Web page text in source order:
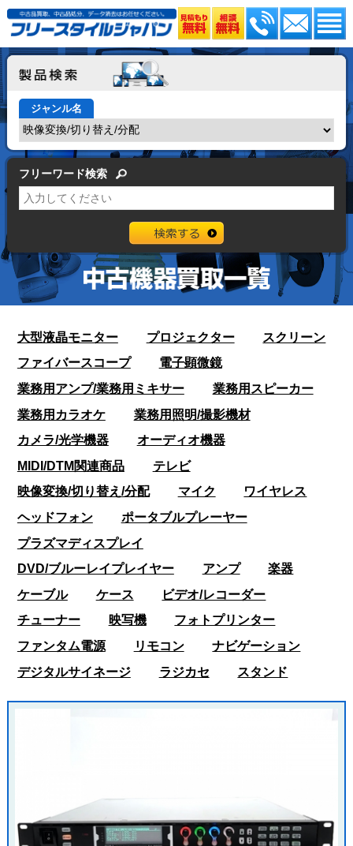
ジャンル名
フリーワード検索
大型液晶モニター プロジェクター
スクリーン
ファイバースコープ
電子顕微鏡
業務用アンプ/業務用ミキサー
業務用スピーカー
業務用カラオケ
業務用照明/撮影機材
カメラ/光学機器
オーディオ機器
MIDI/DTM関連商品
テレビ
映像変換/切り替え/分配
マイク
ワイヤレス
ヘッドフォン
ポータブルプレーヤー
プラズマディスプレイ
DVD/ブルーレイプレイヤー
アンプ
楽器
ケーブル
ケース
ビデオ/レコーダー
チューナー
映写機
フォトプリンター
ファンタム電源
リモコン
ナビゲーション
デジタルサイネージ
ラジカセ スタンド